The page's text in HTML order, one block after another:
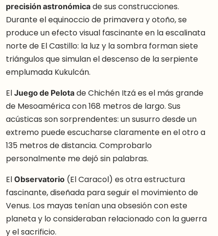
precisión astronómicade sus construcciones.
Durante el equinoccio de primavera y otoño, se
produce un efecto visual fascinante en la escalinata
norte de El Castillo: la luz y la sombra forman siete
triángulos que simulan el descenso de la serpiente
emplumada Kukulcán.
ElJuego de Pelotade Chichén Itzá es el más grande
de Mesoamérica con 168 metros de largo. Sus
acústicas son sorprendentes: un susurro desde un
extremo puede escucharse claramente en el otro a
135 metros de distancia. Comprobarlo
personalmente me dejó sin palabras.
ElObservatorio (El Caracol) es otra estructura
fascinante, diseñada para seguir el movimiento de
Venus. Los mayas tenían una obsesión con este
planeta y lo consideraban relacionado con la guerra
y el sacrificio.